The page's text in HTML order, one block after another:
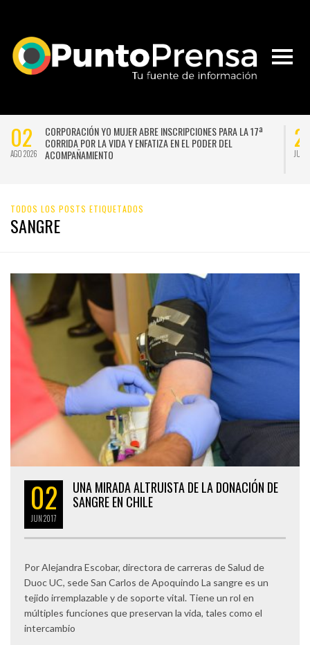
02
AGO 2026
CORPORACIÓN YO MUJER ABRE INSCRIPCIONES PARA LA 17ª
CORRIDA POR LA VIDA Y ENFATIZA EN EL PODER DEL
ACOMPAÑAMIENTO
JUL
TODOS LOS POSTS ETIQUETADOS
SANGRE
02
JUN2017
UNA MIRADA ALTRUISTA DE LA DONACIÓN DE
SANGRE EN CHILE
Por Alejandra Escobar, directora de carreras de Salud de
Duoc UC, sede San Carlos de Apoquindo La sangre es un
tejido irremplazable y de soporte vital. Tiene un rol en
múltiples funciones que preservan la vida, tales como el
intercambio